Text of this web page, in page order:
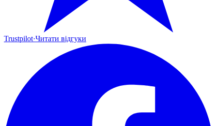
Trustpilot·Читати відгуки